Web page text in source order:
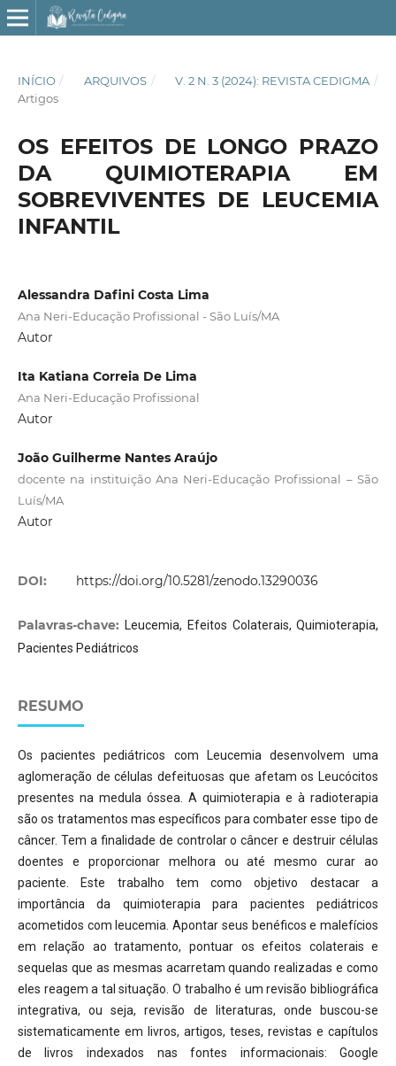
INÍCIO / ARQUIVOS / V. 2 N. 3 (2024): REVISTA CEDIGMA /
Artigos
OS EFEITOS DE LONGO PRAZO
DA QUIMIOTERAPIA EM
SOBREVIVENTES DE LEUCEMIA
INFANTIL
Alessandra Dafini Costa Lima
Ana Neri-Educação Profissional - São Luís/MA
Autor
Ita Katiana Correia De Lima
Ana Neri-Educação Profissional
Autor
João Guilherme Nantes Araújo
docente na instituição Ana Neri-Educação Profissional – São
Luís/MA
Autor
DOI: https://doi.org/10.5281/zenodo.13290036
Palavras-chave:Leucemia, Efeitos Colaterais, Quimioterapia,
Pacientes Pediátricos
RESUMO
Os pacientes pediátricos com Leucemia desenvolvem uma
aglomeração de células defeituosas que afetam os Leucócitos
presentes na medula óssea. A quimioterapia e à radioterapia
são os tratamentos mas específicos para combater esse tipo de
câncer. Tem a finalidade de controlar o câncer e destruir células
doentes e proporcionar melhora ou até mesmo curar ao
paciente. Este trabalho tem como objetivo destacar a
importância da quimioterapia para pacientes pediátricos
acometidos com leucemia. Apontar seus benéficos e malefícios
em relação ao tratamento, pontuar os efeitos colaterais e
sequelas que as mesmas acarretam quando realizadas e como
eles reagem a tal situação. O trabalho é um revisão bibliográfica
integrativa, ou seja, revisão de literaturas, onde buscou-se
sistematicamente em livros, artigos, teses, revistas e capítulos
de livros indexados nas fontes informacionais: Google